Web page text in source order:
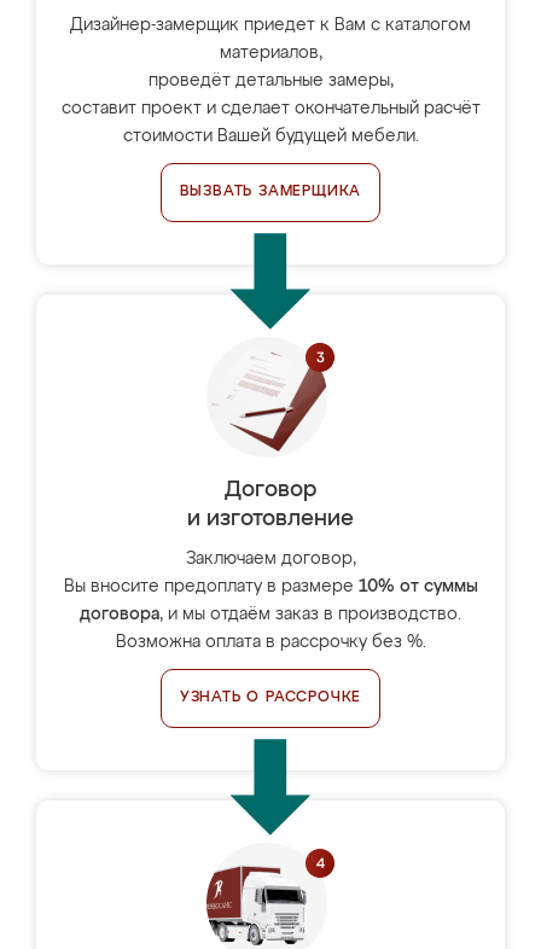
Дизайнер-замерщик приедет к Вам с каталогом
материалов,
проведёт детальные замеры,
составит проект и сделает окончательный расчёт
стоимости Вашей будущей мебели.
ВЫЗВАТЬ ЗАМЕРЩИКА
Договор
и изготовление
Заключаем договор,
Вы вносите предоплату в размере 10% от суммы
договора, и мы отдаём заказ в производство.
Возможна оплата в рассрочку без %.
УЗНАТЬ О РАССРОЧКЕ